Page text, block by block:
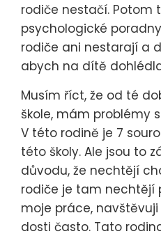
rodiče nestačí. Potom
psychologické
rodiče ani nestarají a
abych na dítě
Musím říct, že od té
škole, mám problémy
V této rodině je 7
této školy. Ale jsou to
důvodu, že nechtějí
rodiče je tam nechtějí
moje práce,
dosti často. Tato